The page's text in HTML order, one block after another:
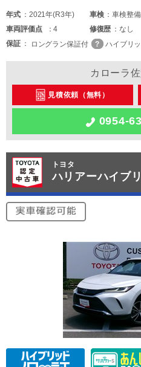
年式 2021年(R3年) 車検 車検整
車両評価点 4 修復歴 なし
保証
ロングラン保証付 ハイブリ
カローラ
見積依頼（無料）
0954-
トヨタ
ハリアーハイブ